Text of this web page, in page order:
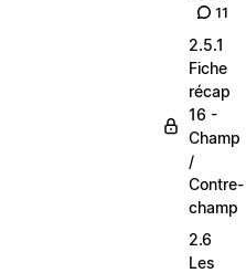
11
2.5.1
Fiche
récap
16 -
Champ
/
Contre-
champ
2.6
Les